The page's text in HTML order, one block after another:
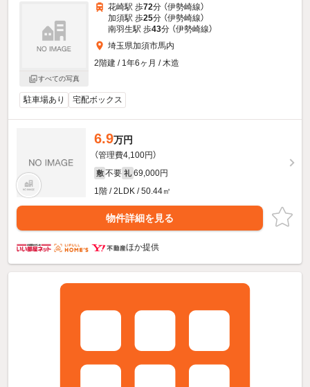
すべての写真
花崎駅 歩72分 （伊勢崎線）
加須駅 歩25分 （伊勢崎線）
南羽生駅 歩43分 （伊勢崎線）
埼玉県加須市馬内
2階建 / 1年6ヶ月 / 木造
駐車場あり 宅配ボックス
6.9万円
（管理費4,100円）
敷 不要 礼 69,000円
1階 / 2LDK / 50.44㎡
物件詳細を見る
ほか提供